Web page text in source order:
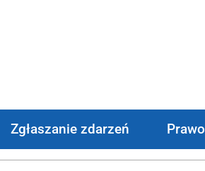
Zgłaszanie zdarzeń Prawo